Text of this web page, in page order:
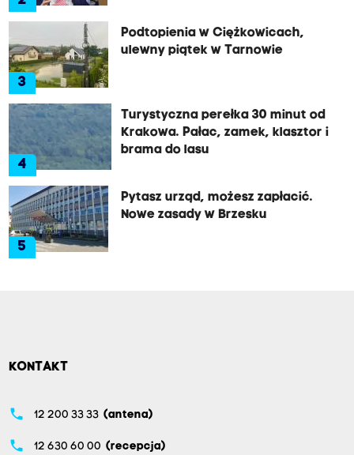
3
Podtopienia w Ciężkowicach,
ulewny piątek w Tarnowie
4
Turystyczna perełka 30 minut od
Krakowa. Pałac, zamek, klasztor i
brama do lasu
5
Pytasz urząd, możesz zapłacić.
Nowe zasady w Brzesku
KONTAKT
phone 12 200 33 33 (antena)
phone 12 630 60 00 (recepcja)